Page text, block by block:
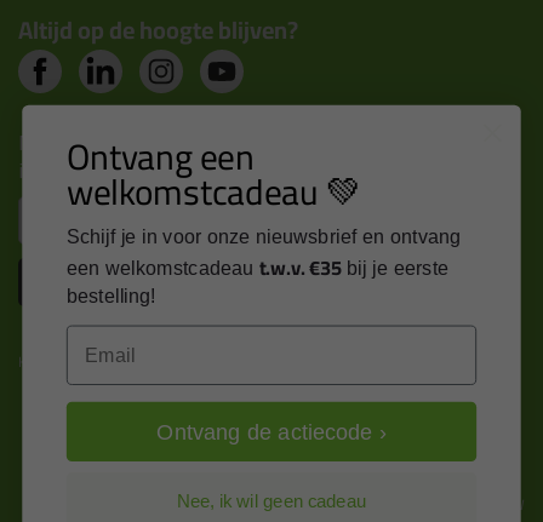
Altijd op de hoogte blijven?
Nieuws, tips en exclusieve deals rechtstreeks in je
inbox
Inschrijven
Kitcentrum is trots op:
Alle prijzen zijn in EURO en excl. 21% BTW
Ontvang een
welkomstcadeau 💚
Schijf je in voor onze nieuwsbrief en ontvang
een welkomstcadeau t.w.v. €35 bij je eerste
bestelling!
Email
Ontvang de actiecode ›
Nee, ik wil geen cadeau